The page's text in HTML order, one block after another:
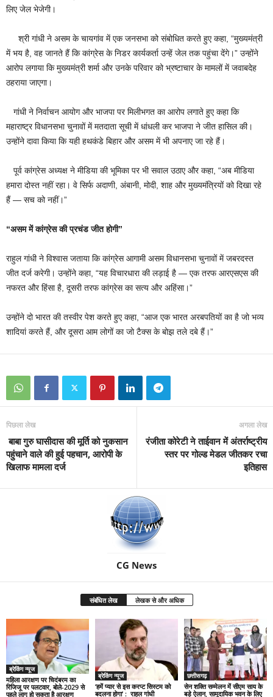
लिए जेल भेजेगी।
श्री गांधी ने असम के चायगांव में एक जनसभा को संबोधित करते हुए कहा, “मुख्यमंत्री
में भय है, वह जानते हैं कि कांग्रेस के निडर कार्यकर्ता उन्हें जेल तक पहुंचा देंगे।” उन्होंने
आरोप लगाया कि मुख्यमंत्री शर्मा और उनके परिवार को भ्रष्टाचार के मामलों में जवाबदेह
ठहराया जाएगा।
गांधी ने निर्वाचन आयोग और भाजपा पर मिलीभगत का आरोप लगाते हुए कहा कि
महाराष्ट्र विधानसभा चुनावों में मतदाता सूची में धांधली कर भाजपा ने जीत हासिल की।
उन्होंने दावा किया कि यही हथकंडे बिहार और असम में भी अपनाए जा रहे हैं।
पूर्व कांग्रेस अध्यक्ष ने मीडिया की भूमिका पर भी सवाल उठाए और कहा, “अब मीडिया
हमारा दोस्त नहीं रहा। वे सिर्फ अदाणी, अंबानी, मोदी, शाह और मुख्यमंत्रियों को दिखा रहे
हैं — सच को नहीं।”
“असम में कांग्रेस की प्रचंड जीत होगी”
राहुल गांधी ने विश्वास जताया कि कांग्रेस आगामी असम विधानसभा चुनावों में जबरदस्त
जीत दर्ज करेगी। उन्होंने कहा, “यह विचारधारा की लड़ाई है — एक तरफ आरएसएस की
नफरत और हिंसा है, दूसरी तरफ कांग्रेस का सत्य और अहिंसा।”
उन्होंने दो भारत की तस्वीर पेश करते हुए कहा, “आज एक भारत अरबपतियों का है जो भव्य
शादियां करते हैं, और दूसरा आम लोगों का जो टैक्स के बोझ तले दबे हैं।”
पिछला लेख
बाबा गुरु घासीदास की मूर्ति को नुकसान
पहुंचाने वाले की हुई पहचान, आरोपी के
खिलाफ मामला दर्ज
अगला लेख
रंजीता कोरेटी ने ताईवान में अंतर्राष्ट्रीय
स्तर पर गोल्ड मेडल जीतकर रचा
इतिहास
CG News
संबंधित लेख लेखक से और अधिक
ब्रेकिंग न्यूज
महिला आरक्षण पर चिदंबरम का
रिजिजू पर पलटवार, बोले-2029 से
पहले लागू हो सकता है आरक्षण
ब्रेकिंग न्यूज
‘हमें प्यार से इस करप्ट सिस्टम को
बदलना होगा’ : राहुल गांधी
छत्तीसगढ़
सेन शक्ति सम्मेलन में सीएम साय के
बड़े ऐलान, सामुदायिक भवन के लिए